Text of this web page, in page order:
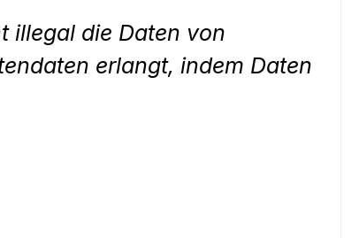
illegal die Daten von
erlangt, indem Daten